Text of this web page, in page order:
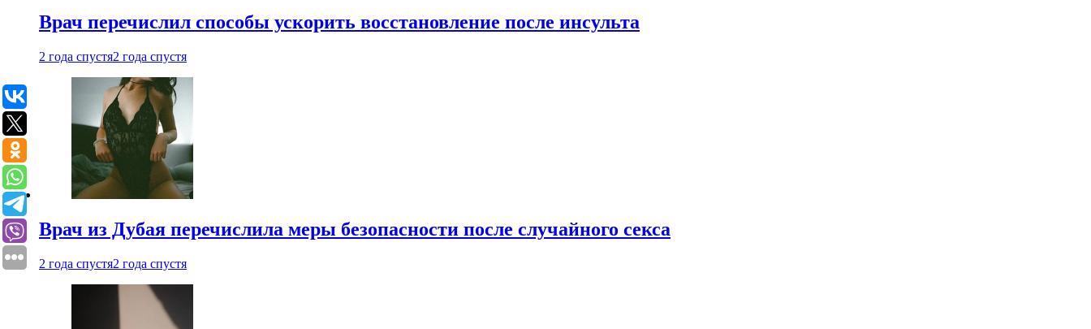
Врач перечислил способы ускорить восстановление после инсульта
2 года спустя2 года спустя
Врач из Дубая перечислила меры безопасности после случайного секса
2 года спустя2 года спустя